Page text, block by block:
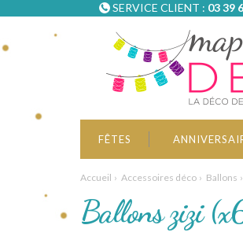
SERVICE CLIENT : 03 39
FÊTES
Accueil Accessoires déco Ballons
Ballons zizi